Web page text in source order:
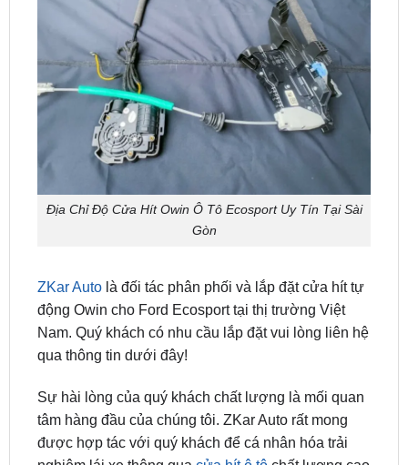
Địa Chỉ Độ Cửa Hít Owin Ô Tô Ecosport Uy Tín Tại Sài
là đối tác phân phối và lắp đặt cửa hít tự
Nam. Quý khách có nhu cầu lắp đặt vui lòng liên hệ
qua thông tin dưới đây!
Sự hài lòng của quý khách chất lượng là mối quan
được hợp tác với quý khách để cá nhân hóa trải
nghiệm lái xe thông quacửa hít ô tôchất lượng cao
cùng nhiều sản phẩm, dịch vụ chất lượng khác.